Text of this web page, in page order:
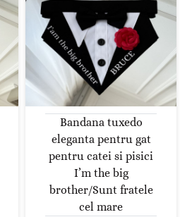
Bandana tuxedo
eleganta pentru gat
pentru catei si pisici
I’m the big
brother/Sunt fratele
cel mare